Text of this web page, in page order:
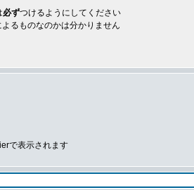
必ずつけるようにしてください
るものなのかは分かりません
で表示されます